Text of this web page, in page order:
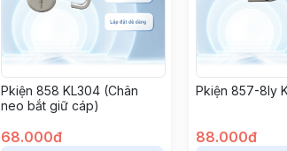
Pkiện 858 KL304 (Chân
neo bắt giữ cáp)
68.000đ
Pkiện 857-8ly
88.000đ